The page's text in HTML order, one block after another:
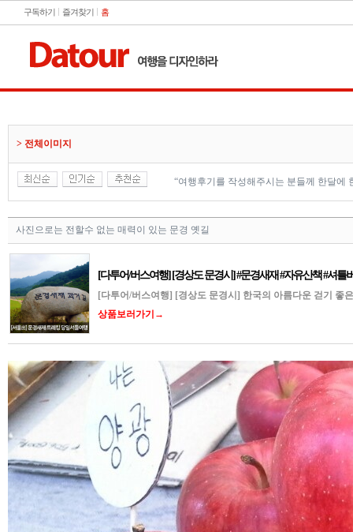
구독하기 즐겨찾기 홈
> 전체이미지
“여행후기를 작성해주시는 분들께 한달에
사진으로는 전할수 없는 매력이 있는 문경 옛길
[다투어/버스여행] [경상도 문경시] #문경새재 #자유산책 #셔틀
[다투어/버스여행] [경상도 문경시] 한국의 아름다운 걷기 좋
상품보러가기→